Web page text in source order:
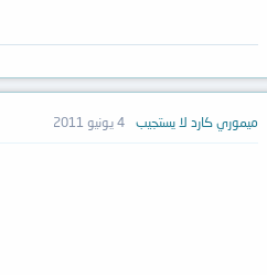
ميموري كارد لا يستجيب 4 يونيو 2011